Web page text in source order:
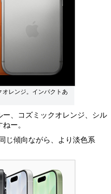
レンジ。インパクトあ
、コズミックオレンジ、シル
ー。
じ傾向ながら、より淡色系